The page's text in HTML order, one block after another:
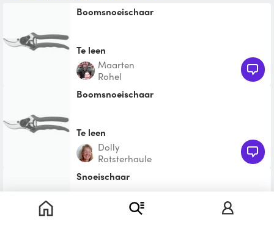
Boomsnoeischaar
Te leen
Maarten
Rohel
Boomsnoeischaar
Te leen
Dolly
Rotsterhaule
snoeischaar